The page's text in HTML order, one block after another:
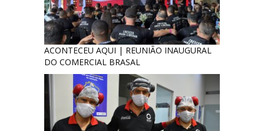
ACONTECEU AQUI | REUNIÃO INAUGURAL
DO COMERCIAL BRASAL